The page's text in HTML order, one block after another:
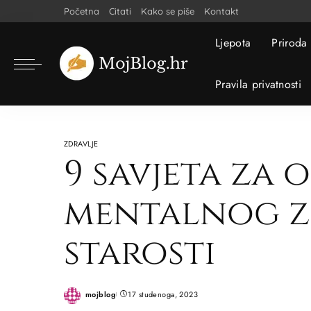
Početna Citati Kako se piše Kontakt
Ljepota Priroda
Pravila privatnosti
ZDRAVLJE
9 savjeta za
mentalnog
starosti
Posted
mojblog 17 studenoga, 2023